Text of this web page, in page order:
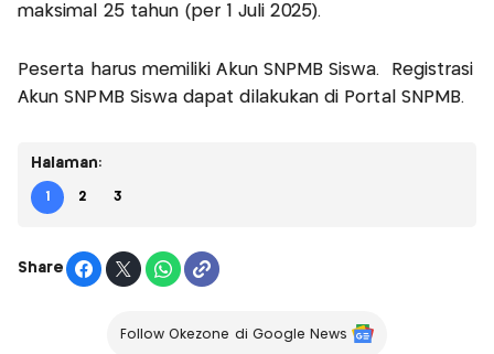
maksimal 25 tahun (per 1 Juli 2025).
Peserta harus memiliki Akun SNPMB Siswa. Registrasi
Akun SNPMB Siswa dapat dilakukan di Portal SNPMB.
Halaman:
1 2 3
Share
Follow Okezone di Google News